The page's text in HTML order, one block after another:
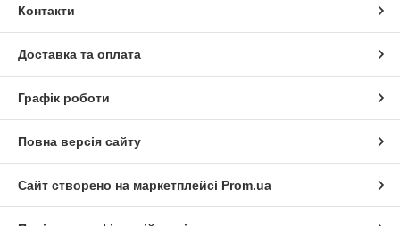
Контакти
Доставка та оплата
Графік роботи
Повна версія сайту
Сайт створено на маркетплейсі Prom.ua